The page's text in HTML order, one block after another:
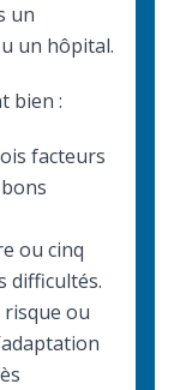
un
un hôpital.
bien :
facteurs
ou cinq
difficultés.
risque ou